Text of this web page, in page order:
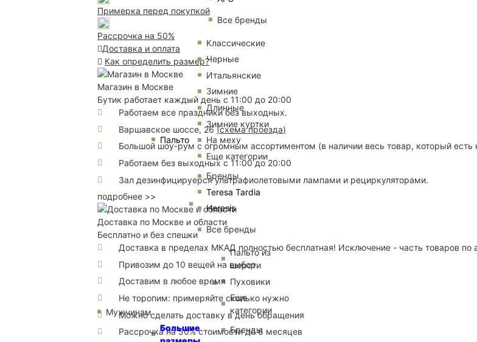
Мужчинам
Все бренды
Пальто
Классические
Черные
Итальянские
Зимние
Длинные
Зимние куртки
На меху
Еще категории
Бренды
Teresa Tardia
Heresis
Все бренды
Большие
Пальто из
шерсти
Пуховики
Еще
категории
Бренды
Примерка перед покупкой
Рассрочка на 50%
Доставка и оплата
Как определить размер?
Магазин в Москве
Бутик работает каждый день с 11:00 до 20:00
Работаем все праздники без выходных.
Варшавское шоссе, 26(схема проезда)
Большой шоу-рум с огромным ассортиментом (в наличии весь товар, который есть
Работаем без выходных с 11:00 до 20:00
Зал дезинфицируерся ультрафиолетовыми лампами и рециркуляторами.
подробнее >>
Доставка по Москве и области
Бесплатно и без спешки
Доставка в пределах МКАД полностью бесплатная! Исключение - часть товаров по
Привозим до 10 вещей на выбор
Доставим в любое время
Не торопим: примеряйте сколько нужно
Можно сделать доставку в день обращения
Рассрочка на 50% стоимости до 6 месяцев